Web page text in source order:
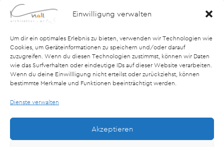
Einwilligung verwalten
Um dir ein optimales Erlebnis zu bieten, verwenden wir Technologien wie
Cookies, um Geräteinformationen zu speichern und/oder darauf
zuzugreifen. Wenn du diesen Technologien zustimmst, können wir Daten
wie das Surfverhalten oder eindeutige IDs auf dieser Website verarbeiten.
Wenn du deine Einwillligung nicht erteilst oder zurückziehst, können
bestimmte Merkmale und Funktionen beeinträchtigt werden.
Dienste verwalten
Akzeptieren
Uraufführung Elefant aus dem Ei. München, ab Oktober